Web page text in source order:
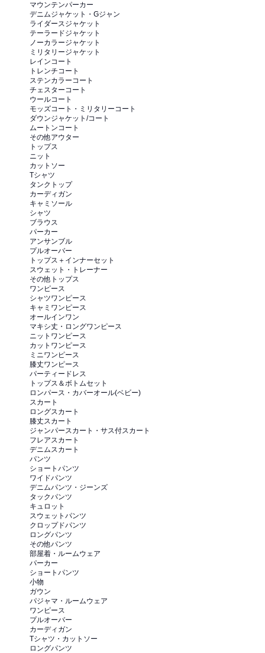
マウンテンパーカー
デニムジャケット・Gジャン
ライダースジャケット
テーラードジャケット
ノーカラージャケット
ミリタリージャケット
レインコート
トレンチコート
ステンカラーコート
チェスターコート
ウールコート
モッズコート・ミリタリーコート
ダウンジャケット/コート
ムートンコート
その他アウター
トップス
ニット
カットソー
Tシャツ
タンクトップ
カーディガン
キャミソール
シャツ
ブラウス
パーカー
アンサンブル
プルオーバー
トップス＋インナーセット
スウェット・トレーナー
その他トップス
ワンピース
シャツワンピース
キャミワンピース
オールインワン
マキシ丈・ロングワンピース
ニットワンピース
カットワンピース
ミニワンピース
膝丈ワンピース
パーティードレス
トップス＆ボトムセット
ロンパース・カバーオール(ベビー)
スカート
ロングスカート
膝丈スカート
ジャンパースカート・サス付スカート
フレアスカート
デニムスカート
パンツ
ショートパンツ
ワイドパンツ
デニムパンツ・ジーンズ
タックパンツ
キュロット
スウェットパンツ
クロップドパンツ
ロングパンツ
その他パンツ
部屋着・ルームウェア
パーカー
ショートパンツ
小物
ガウン
パジャマ・ルームウェア
ワンピース
プルオーバー
カーディガン
Tシャツ・カットソー
ロングパンツ